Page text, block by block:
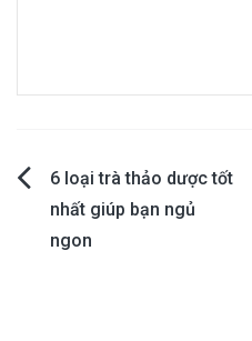
Post
navigation
6 loại trà thảo dược tốt
nhất giúp bạn ngủ
ngon